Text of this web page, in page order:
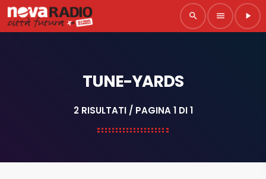
search menu play_arrow
TUNE-YARDS
2 RISULTATI / PAGINA 1 DI 1